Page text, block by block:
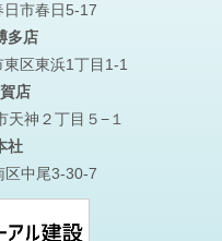
市春日5-17
多店
区東浜1丁目1-1
店
天神２丁目５−１
社
区中尾3-30-7